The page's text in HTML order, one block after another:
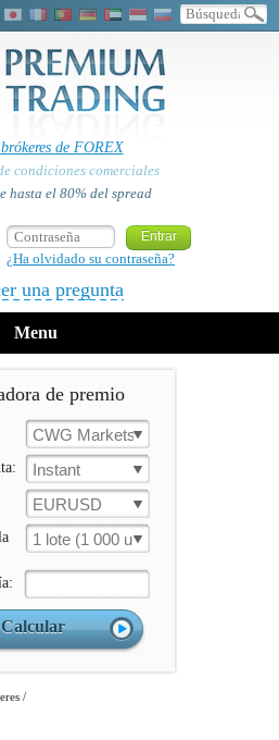
de FOREX
condiciones comerciales
hasta el 80% del spread
¿Ha olvidado su contraseña?
una pregunta
Menu
de premio
CWG Markets
Instant
EURUSD
1 lote (1 000 un.)
/